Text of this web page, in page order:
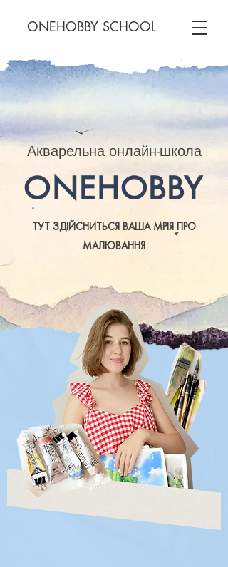
ONEHOBBY SCHOOL
Акварельна онлайн-школа
ONEHOBBY
ТУТ ЗДІЙСНИТЬСЯ ВАША МРІЯ ПРО
МАЛЮВАННЯ